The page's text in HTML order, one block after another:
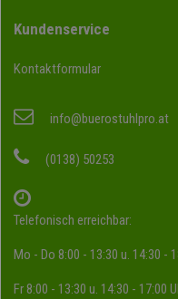
Kundenservice
Kontaktformular
info@buerostuhlpro.at
(0138) 50253
Telefonisch erreichbar:
Mo - Do 8:00 - 13:30 u. 14:30 -
Fr 8:00 - 13:30 u. 14:30 - 17:00